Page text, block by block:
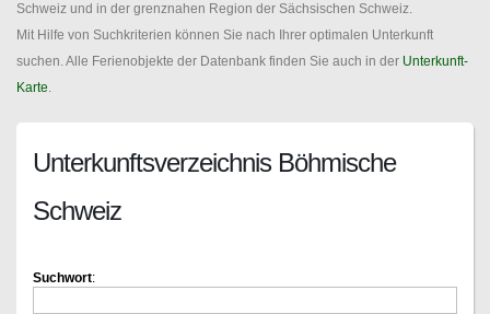
Schweiz und in der grenznahen Region der Sächsischen Schweiz.
Mit Hilfe von Suchkriterien können Sie nach Ihrer optimalen Unterkunft
suchen. Alle Ferienobjekte der Datenbank finden Sie auch in der Unterkunft-
Karte.
Unterkunftsverzeichnis Böhmische
Schweiz
Suchwort: